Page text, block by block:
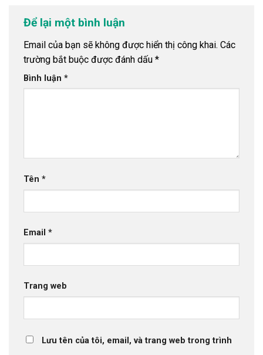
Để lại một bình luận
Email của bạn sẽ không được hiển thị công khai. Các
trường bắt buộc được đánh dấu *
Bình luận *
Tên *
Email *
Trang web
Lưu tên của tôi, email, và trang web trong trình